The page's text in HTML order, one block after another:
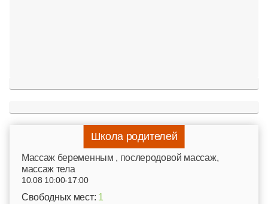
Школа родителей
Mассаж беременным , послеродовой массаж,
массаж тела
10.08 10:00-17:00
Свободных мест: 1